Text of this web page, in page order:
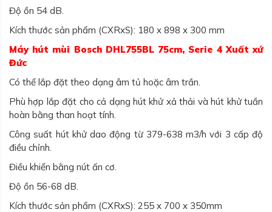
Độ ồn 54 dB.
Kích thước sản phẩm (CXRxS): 180 x 898 x 300 mm
Máy hút mùi Bosch DHL755BL 75cm, Serie 4 Xuất xứ
Đức
Có thể lắp đặt theo dạng âm tủ hoặc âm trần.
Phù hợp lắp đặt cho cả dạng hút khử xả thải và hút khử tuần
hoàn bằng than hoạt tính.
Công suất hút khử dao động từ 379-638 m3/h với 3 cấp độ
điều chỉnh.
Điều khiển bằng nút ấn cơ.
Độ ồn 56-68 dB.
Kích thước sản phẩm (CXRxS): 255 x 700 x 350mm